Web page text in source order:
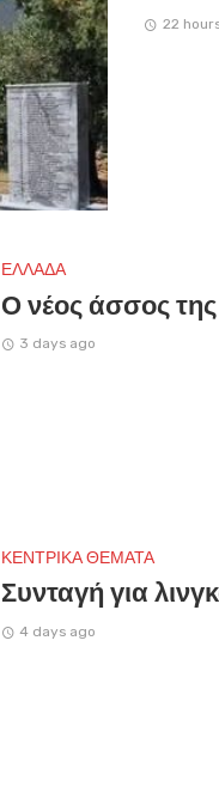
22
ΕΛΛΑΔΑ
Ο νέος άσσος
3 days ago
ΚΕΝΤΡΙΚΑ ΘΕΜΑΤΑ
Συνταγή για
4 days ago